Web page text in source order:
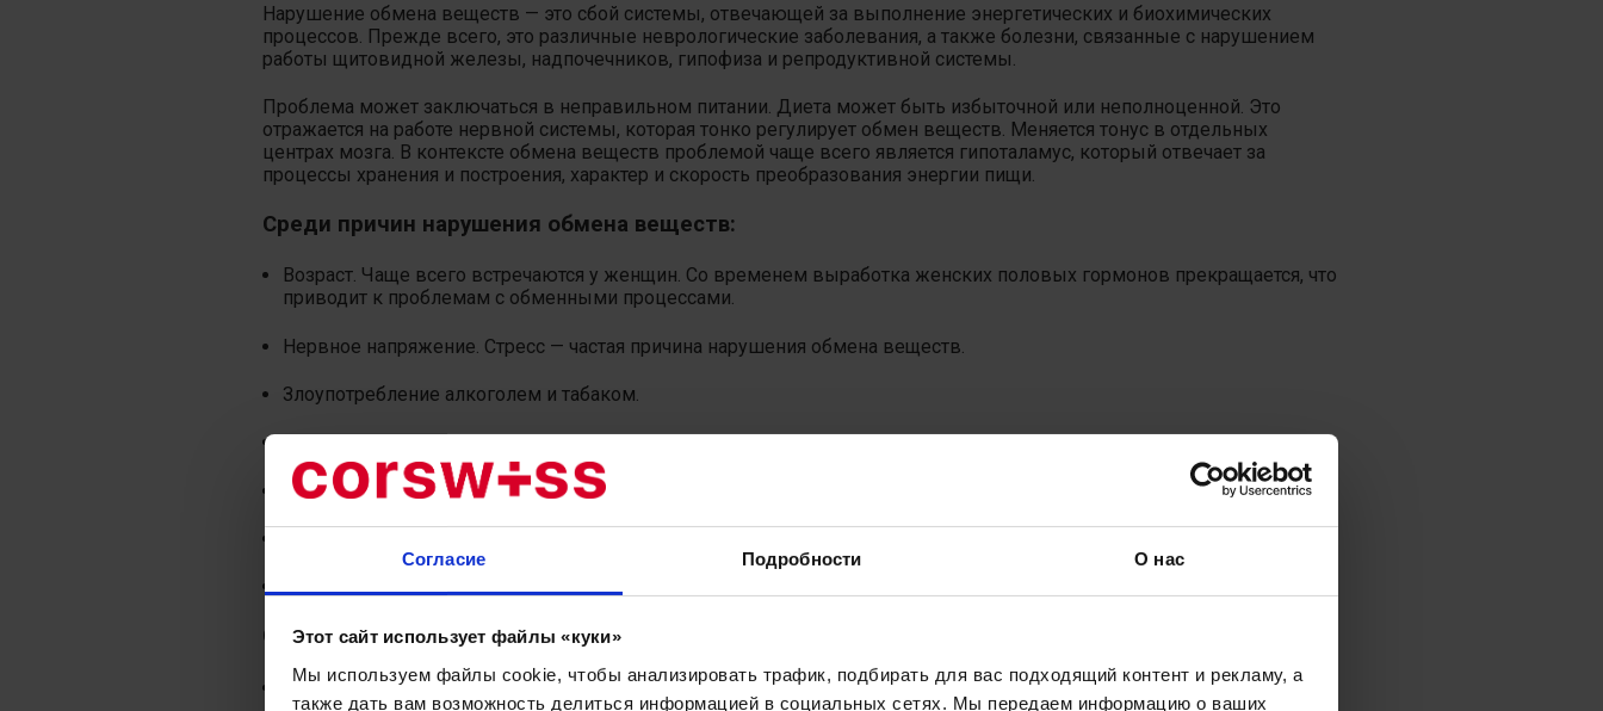
Согласие Подробности О нас
Этот сайт использует файлы «куки»
Мы используем файлы cookie, чтобы анализировать трафик, подбирать для вас подходящий контент и рекламу, а
также дать вам возможность делиться информацией в социальных сетях. Мы передаем информацию о ваших
Нарушение обмена веществ — это сбой системы, отвечающей за выполнение энергетических и биохимических
процессов. Прежде всего, это различные неврологические заболевания, а также болезни, связанные с нарушением
работы щитовидной железы, надпочечников, гипофиза и репродуктивной системы.
Проблема может заключаться в неправильном питании. Диета может быть избыточной или неполноценной. Это
отражается на работе нервной системы, которая тонко регулирует обмен веществ. Меняется тонус в отдельных
центрах мозга. В контексте обмена веществ проблемой чаще всего является гипоталамус, который отвечает за
процессы хранения и построения, характер и скорость преобразования энергии пищи.
Среди причин нарушения обмена веществ:
Возраст. Чаще всего встречаются у женщин. Со временем выработка женских половых гормонов прекращается, что
приводит к проблемам с обменными процессами.
Нервное напряжение. Стресс — частая причина нарушения обмена веществ.
Злоупотребление алкоголем и табаком.
Перенос некоторых заболеваний.
Нейроэндокринная патология.
Симптомы, что могут свидетельствовать о нарушении обмена веществ:
Потеря или увеличение веса;